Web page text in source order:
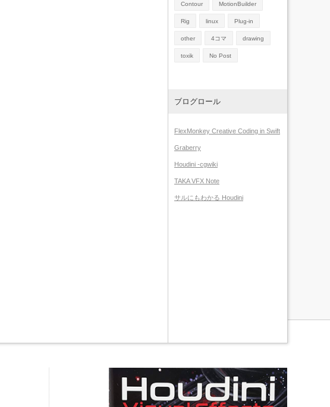
Contour MotionBuilder
Rig linux Plug-in
other 4コマ drawing
toxik No Post
ブログロール
FlexMonkey Creative Coding in Swift
Graberry
Houdini -cgwiki
TAKA VFX Note
サルにもわかる Houdini